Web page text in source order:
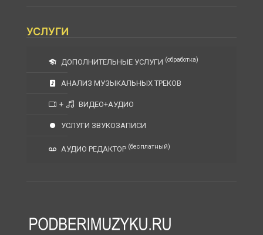
УСЛУГИ
ДОПОЛНИТЕЛЬНЫЕ УСЛУГИ (обработка)
АНАЛИЗ МУЗЫКАЛЬНЫХ ТРЕКОВ
+ ВИДЕО+АУДИО
УСЛУГИ ЗВУКОЗАПИСИ
АУДИО РЕДАКТОР (бесплатный)